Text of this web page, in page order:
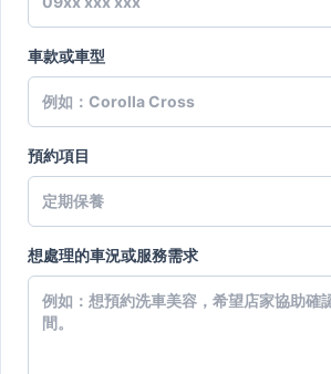
車款或車型
預約項目
想處理的車況或服務需求